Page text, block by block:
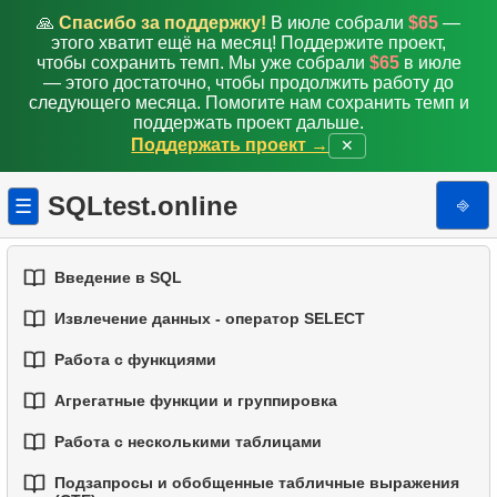
🙏 Спасибо за поддержку! В июле собрали $65 —
этого хватит ещё на месяц! Поддержите проект,
чтобы сохранить темп. Мы уже собрали $65в июле
— этого достаточно, чтобы продолжить работу до
следующего месяца. Помогите нам сохранить темп и
поддержать проект дальше.
Поддержать проект →
✕
☰ SQLtest.online ⎆
Введение в SQL
1.Введение в базы данных
Типы баз данных
Извлечение данных - оператор SELECT
1.Выборка данных из таблицы
2. Фильтрация данных
Работа с функциями
1.Встроенные функции SQL
Основные строковые функции
Агрегатные функции и группировка
1.Базовые агрегатные функции
Работа с несколькими таблицами
1.Основы соединений (JOIN) в SQL
Подзапросы и обобщенные табличные выражения